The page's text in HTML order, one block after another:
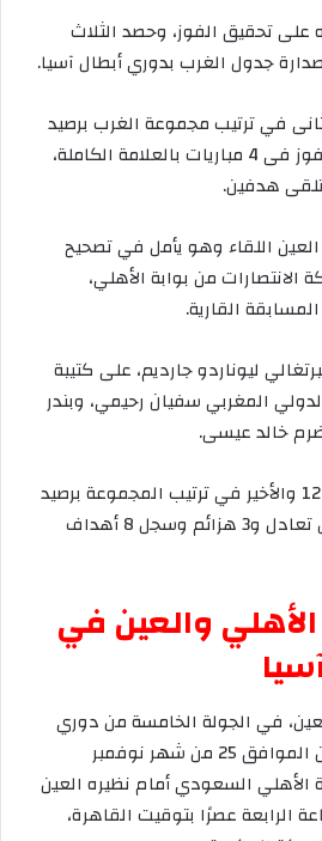
علىتحقيق الفوز، وحصد الثلاث
صدارةجدول الغرببدوريأبطالآسيا.
فيترتيبمجموعة الغرببرصيد
فى مبارياتبالعلامة الكاملة،
هدفين.
العين اللقاء وهويأمل فيتصحيح
الانتصاراتمنبوابة الأهلي،
المسابقة القارية.
ليوناردو جارديم، على كتيبة
المغربي سفيان رحيمي، وبندر
خالد عيسى.
والأخير فيترتيب المجموعةبرصيد
تعادل و3هزائم وسجل
أهداف
الأهلي والعين في
في الجولة الخامسةمندوري
الموافق منشهرنوفمبر
الأهلي السعوديأمامنظيره العين
الرابعةعصرًا بتوقيت القاهرة،